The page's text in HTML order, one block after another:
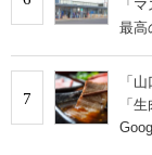
「
最高
7
「
「